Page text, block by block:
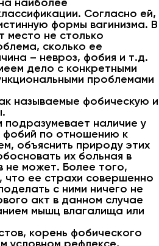
Согласно ей,
формы вагинизма. В
место не столько
сколько ее
– невроз, фобия и т.д.
дело с конкретными
проблемами
называемые фобическую и
подразумевает наличие у
фобий по отношению к
объяснить природу этих
их больная в
не может. Более того,
что ее страхи совершенно
с ними ничего не
акт в данном случае
мышц влагалища или
корень фобического